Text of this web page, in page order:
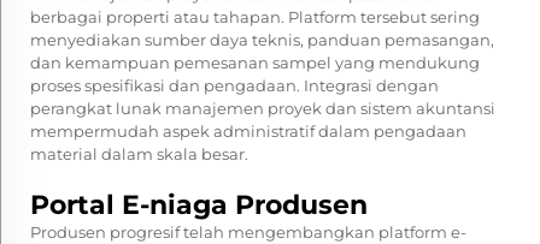
berbagai properti atau tahapan. Platform tersebut sering
menyediakan sumber daya teknis, panduan pemasangan,
dan kemampuan pemesanan sampel yang mendukung
proses spesifikasi dan pengadaan. Integrasi dengan
perangkat lunak manajemen proyek dan sistem akuntansi
mempermudah aspek administratif dalam pengadaan
material dalam skala besar.
Portal E-niaga Produsen
Produsen progresif telah mengembangkan platform e-